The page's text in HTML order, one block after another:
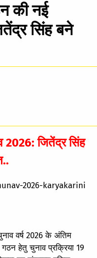
की नई
सिंह बने
2026: जितेंद्र सिंह
2026-karyakarini
वर्ष 2026 के अंतिम
हेतु चुनाव प्रक्रिया 19